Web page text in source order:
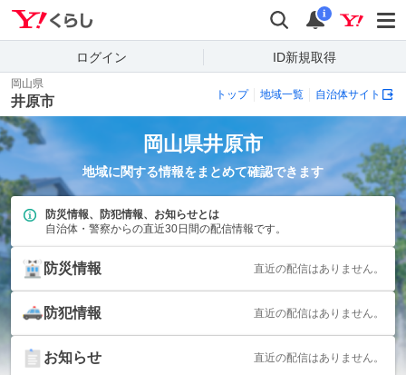
検索 通知
i
ログイン ID新規取得
岡山県
井原市 トップ 地域一覧 自治体サイト
岡山県井原市
地域に関する情報をまとめて確認できます
防災情報、防犯情報、お知らせとは
自治体・警察からの直近30日間の配信情報です。
防災情報 直近の配信はありません。
防犯情報 直近の配信はありません。
お知らせ 直近の配信はありません。